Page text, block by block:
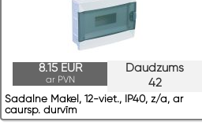
Daudzums
42
8.15 EUR
ar PVN
Sadalne Makel, 12-viet., IP40, z/a, ar
caursp. durvīm